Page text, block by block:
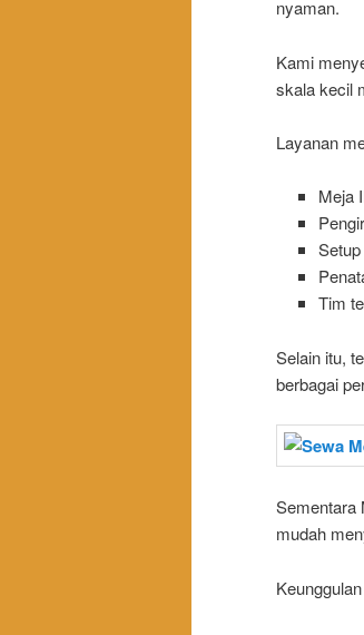
nyaman.
Kami
skala kecil
Layanan
Meja
Tim
Selain itu,
berbagai
Sementara
mudah